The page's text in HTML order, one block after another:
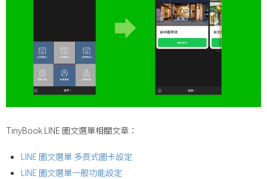
TinyBook LINE 圖文選單相關文章：
LINE 圖文選單 多頁式圖卡設定
LINE 圖文選單一般功能設定